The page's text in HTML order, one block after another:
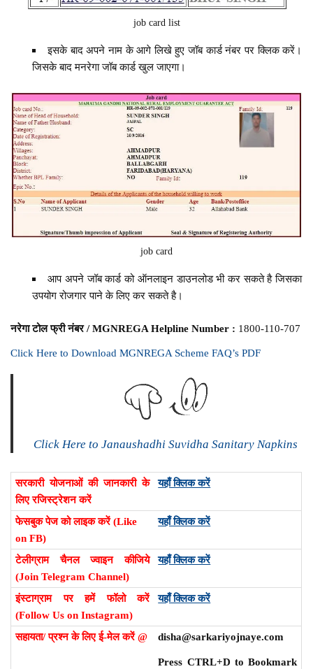
job card list
इसके बाद अपने नाम के आगे लिखे हुए जॉब कार्ड नंबर पर क्लिक करें।
जिसके बाद मनरेगा जॉब कार्ड खुल जाएगा।
job card
आप अपने जॉब कार्ड को ऑनलाइन डाउनलोड भी कर सकते है जिसका
उपयोग रोजगार पाने के लिए कर सकते है।
नरेगा टोल फ्री नंबर / MGNREGA Helpline Number : 1800-110-707
Click Here to Download MGNREGA Scheme FAQ’s PDF
Click Here to Janaushadhi Suvidha Sanitary Napkins
सरकारी योजनाओं की जानकारी के
लिए रजिस्ट्रेशन करें
यहाँ क्लिक करें
फेसबुक पेज को लाइक करें (Like
on FB)
यहाँ क्लिक करें
टेलीग्राम चैनल ज्वाइन कीजिये
(Join Telegram Channel)
यहाँ क्लिक करें
इंस्टाग्राम पर हमें फॉलो करें
(Follow Us on Instagram)
यहाँ क्लिक करें
सहायता/ प्रश्न के लिए ई-मेल करें @ disha@sarkariyojnaye.com
Press CTRL+D to Bookmark